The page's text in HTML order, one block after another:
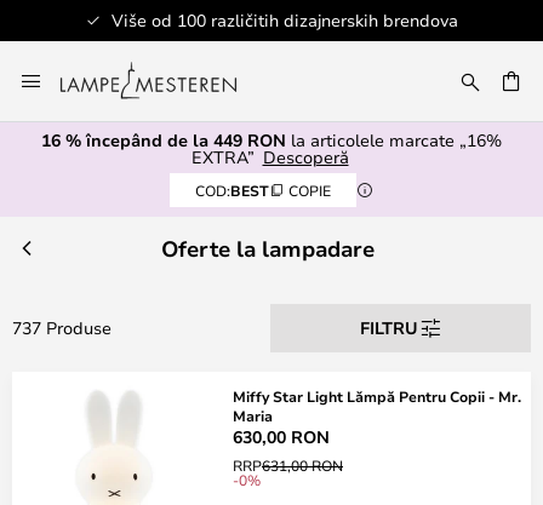
Više od 100 različitih dizajnerskih brendova
la
Continut
16 % începând de la 449 RON la articolele marcate „16%
EXTRA” Descoperă
COD:BEST COPIE
Oferte la lampadare
737 Produse FILTRU
Miffy Star Light Lămpă Pentru Copii - Mr.
Maria
630,00 RON
RRP631,00 RON
-0%